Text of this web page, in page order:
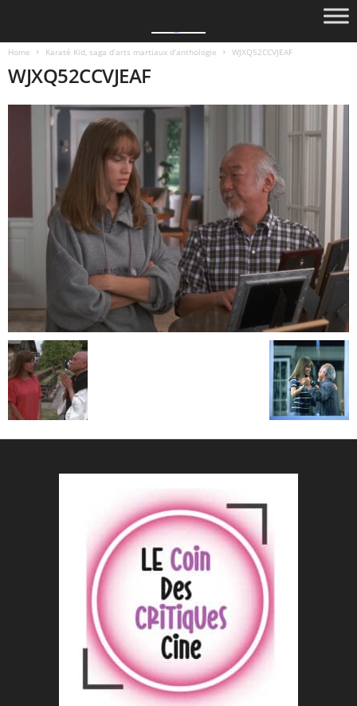
Home Karaté Kid, saga d’arts martiaux d’anthologie WJXQ52CCVJEAF
WJXQ52CCVJEAF